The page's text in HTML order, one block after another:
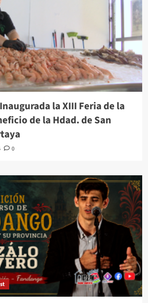
la XIII Feria de la
de la Hdad. de San
0